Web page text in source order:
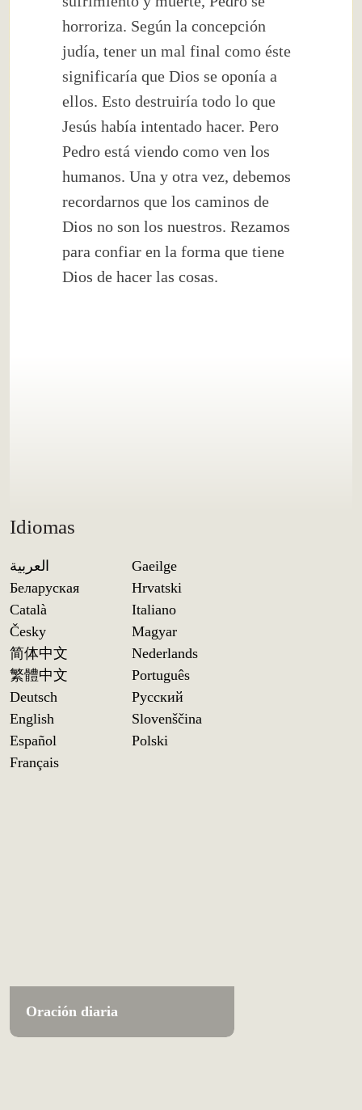
Idiomas
العربية
Беларуская
Català
Česky
简体中文
繁體中文
Deutsch
English
Español
Français
Gaeilge
Hrvatski
Italiano
Magyar
Nederlands
Português
Русский
Slovenščina
Polski
Oración diaria
horroriza. Según la concepción
judía, tener un mal final como éste
significaría que Dios se oponía a
ellos. Esto destruiría todo lo que
Jesús había intentado hacer. Pero
Pedro está viendo como ven los
humanos. Una y otra vez, debemos
recordarnos que los caminos de
Dios no son los nuestros. Rezamos
para confiar en la forma que tiene
Dios de hacer las cosas.